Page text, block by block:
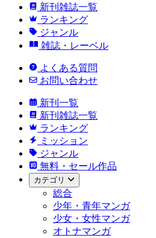
新刊雑誌一覧
ランキング
ジャンル
雑誌・レーベル
よくある質問
お問い合わせ
新刊一覧
新刊雑誌一覧
ランキング
ミッション
ジャンル
無料・セール作品
カテゴリ
総合
少年・青年マンガ
少女・女性マンガ
オトナマンガ